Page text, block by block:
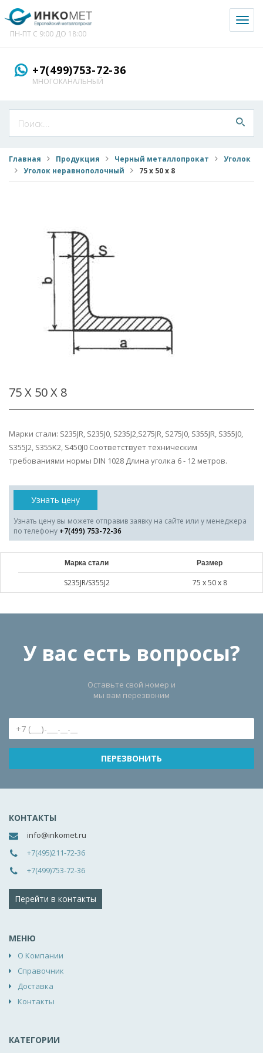
ПН-ПТ С 9:00 ДО 18:00
+7(499)753-72-36
МНОГОКАНАЛЬНЫЙ
Главная Продукция Черный металлопрокат
Уголок
Уголок неравнополочный
75 х 50 х 8
75 Х 50 Х 8
Марки стали: S235JR, S235J0, S235J2,S275JR, S275J0, S355JR, S355J0,
S355J2, S355K2, S450J0 Соответствует техническим
требованиями нормы DIN 1028 Длина уголка 6 - 12 метров.
Узнать цену
Узнать цену вы можете отправив заявку на сайте или у менеджера
по телефону +7(499) 753-72-36
Марка стали Размер
S235JR/S355J2 75 х 50 х 8
У вас есть вопросы?
Оставьте свой номер и
мы вам перезвоним
КОНТАКТЫ
info@inkomet.ru
+7(495)211-72-36
+7(499)753-72-36
Перейти в контакты
МЕНЮ
О Компании
Справочник
Доставка
Контакты
КАТЕГОРИИ